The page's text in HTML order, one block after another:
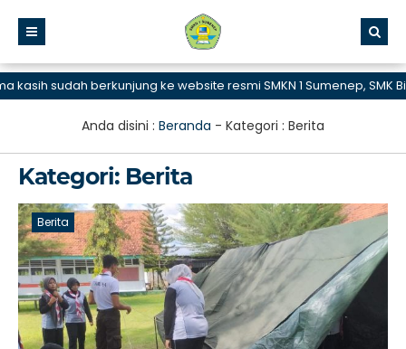
berkunjung ke website resmi SMKN 1 Sumenep, SMK Bisa dan
Anda disini : Beranda - Kategori : Berita
Kategori: Berita
Berita